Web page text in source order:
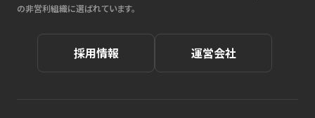
の非営利組織に選ばれています。
採用情報 運営会社